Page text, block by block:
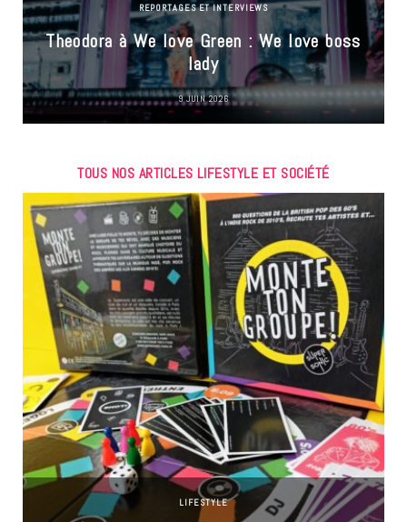
REPORTAGES ET INTERVIEWS
Theodora à We love Green : We love boss
lady
9 JUIN 2026
TOUS NOS ARTICLES LIFESTYLE ET SOCIÉTÉ
LIFESTYLE